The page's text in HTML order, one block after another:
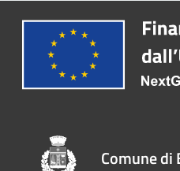
Comune di